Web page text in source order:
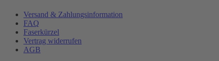
Versand & Zahlungsinformation
FAQ
Faserkürzel
Vertrag widerrufen
AGB